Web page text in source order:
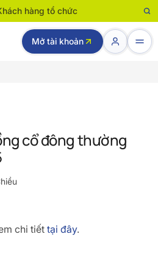
hàng tổ chức
Mở tài khoản
cổ đông thường
chi tiết tại đây.